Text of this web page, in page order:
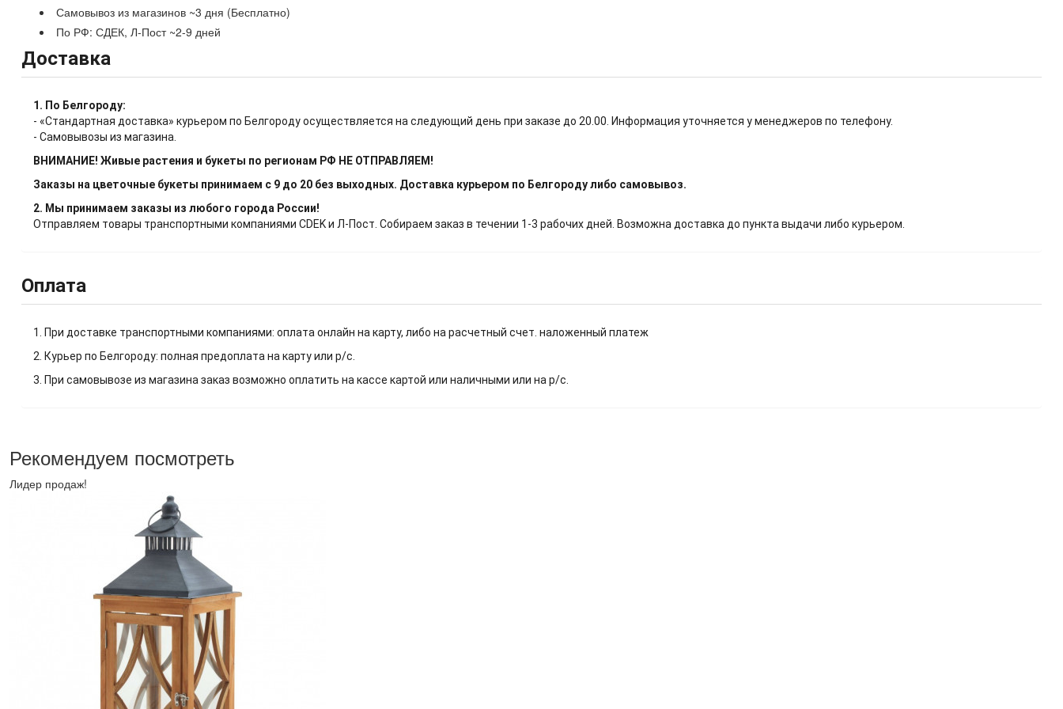
Самовывоз из магазинов ~3 дня (Бесплатно)
По РФ: СДЕК, Л-Пост ~2-9 дней
Доставка
1. По Белгороду:
- «Стандартная доставка» курьером по Белгороду осуществляется на следующий день при заказе до 20.00. Информация уточняется у менеджеров по телефону.
- Самовывозы из магазина.
ВНИМАНИЕ! Живые растения и букеты по регионам РФ НЕ ОТПРАВЛЯЕМ!
Заказы на цветочные букеты принимаем с 9 до 20 без выходных. Доставка курьером по Белгороду либо самовывоз.
2. Мы принимаем заказы из любого города России!
Отправляем товары транспортными компаниями CDEK и Л-Пост. Собираем заказ в течении 1-3 рабочих дней. Возможна доставка до пункта выдачи либо курьером.
Оплата
1. При доставке транспортными компаниями: оплата онлайн на карту, либо на расчетный счет. наложенный платеж
2. Курьер по Белгороду: полная предоплата на карту или р/с.
3. При самовывозе из магазина заказ возможно оплатить на кассе картой или наличными или на р/с.
Рекомендуем посмотреть
Лидер продаж!